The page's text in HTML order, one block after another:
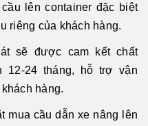
lên container đặc biệt
riêng của khách hàng.
sẽ được cam kết chất
12-24 tháng, hỗ trợ vận
hàng.
mua cầu dẫn xe nâng lên